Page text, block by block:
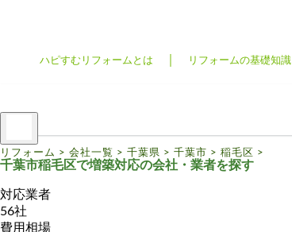
リフォーム会社一覧
ハピすむリフォームとは リフォームの基礎知識
リフォーム > 会社一覧 > 千葉県 > 千葉市 > 稲毛区 >
千葉市稲毛区で増築対応の会社・業者を探す
対応業者
56社
費用相場